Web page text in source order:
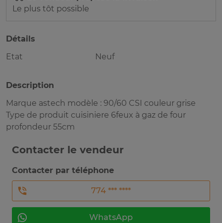
Le plus tôt possible
Détails
Etat
Neuf
Description
Marque astech modèle : 90/60 CSI couleur grise
Type de produit cuisiniere 6feux à gaz de four
profondeur 55cm
Contacter le vendeur
Contacter par téléphone
774 *** ****
WhatsApp